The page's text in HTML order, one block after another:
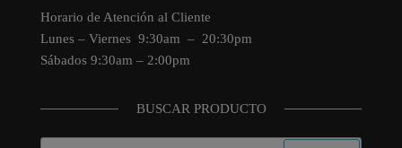
Horario de Atención al Cliente
Lunes – Viernes 9:30am – 20:30pm
Sábados 9:30am – 2:00pm
BUSCAR PRODUCTO